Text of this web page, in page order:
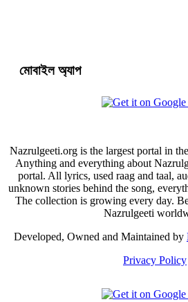
মোবাইল অ্যাপ
Nazrulgeeti.org is the largest portal in
Anything and everything about
portal. All lyrics, used raag and taal,
unknown stories behind the song,
The collection is growing every day.
Nazrulgeeti
Developed, Owned and Maintained by
Privacy Policy